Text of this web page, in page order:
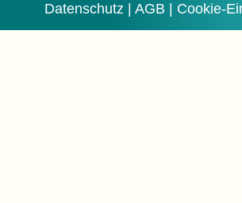
Datenschutz| AGB Cookie-